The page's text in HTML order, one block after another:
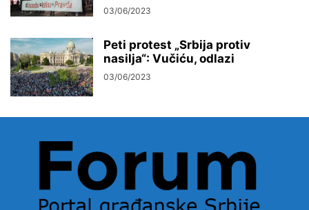
03/06/2023
Peti protest „Srbija protiv
nasilja“: Vučiću, odlazi
03/06/2023